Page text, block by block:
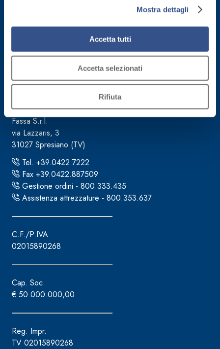
consenso all’uso dei cookie che richiedono il consenso,
attivi).
Mostra dettagli
Accetta tutti
Accetta selezionati
Rifiuta
Sede direzionale
Fassa S.r.l.
via Lazzaris, 3
31027 Spresiano (TV)
Tel. +39.0422.7222
Fax +39.0422.887509
Gestione ordini - 800.333.435
Assistenza attrezzature - 800.353.637
C.F./P.IVA
02015890268
Cap. Soc.
€ 50.000.000,00
Reg. Impr.
TV 02015890268